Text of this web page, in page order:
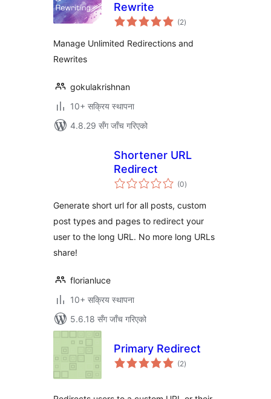
Rewrite
(2कुल
रेटिङ्गहरू
)
Manage Unlimited Redirections and
Rewrites
gokulakrishnan
10+ सक्रिय स्थापना
4.8.29 सँग जाँच गरिएको
Shortener URL
Redirect
(0कुल
रेटिङ्गहरू
)
Generate short url for all posts, custom
post types and pages to redirect your
user to the long URL. No more long URLs
share!
florianluce
10+ सक्रिय स्थापना
5.6.18 सँग जाँच गरिएको
Primary Redirect
(2कुल
रेटिङ्गहरू
)